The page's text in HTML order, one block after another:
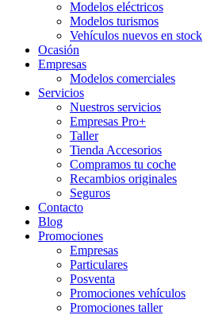
Modelos eléctricos
Modelos turismos
Vehículos nuevos en stock
Ocasión
Empresas
Modelos comerciales
Servicios
Nuestros servicios
Empresas Pro+
Taller
Tienda Accesorios
Compramos tu coche
Recambios originales
Seguros
Contacto
Blog
Promociones
Empresas
Particulares
Posventa
Promociones vehículos
Promociones taller